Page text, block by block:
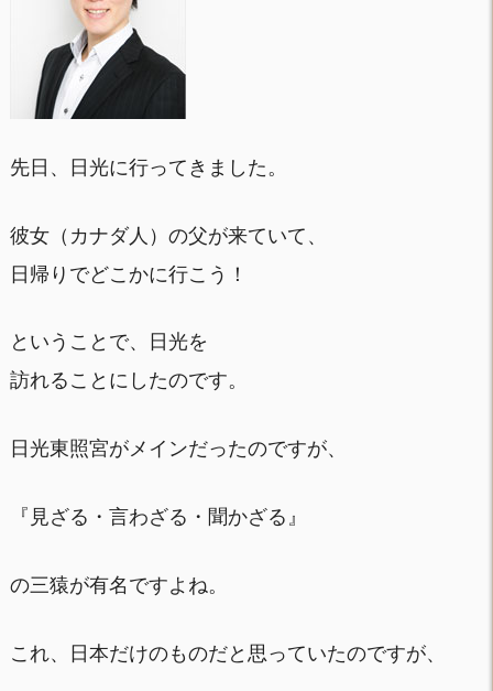
先日、日光に行ってきました。
彼女（カナダ人）の父が来ていて、
日帰りでどこかに行こう！
ということで、日光を
訪れることにしたのです。
日光東照宮がメインだったのですが、
『見ざる・言わざる・聞かざる』
の三猿が有名ですよね。
これ、日本だけのものだと思っていたのですが、